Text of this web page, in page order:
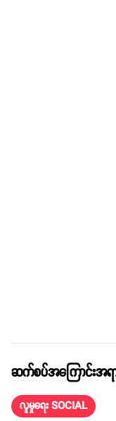
ဆက်စပ်အကြောင်းအရာ
လူမှုရေး SOCIAL